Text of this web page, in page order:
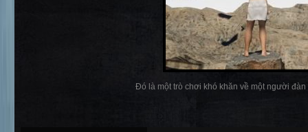
Đó là một trò chơi khó khăn về một người đàn